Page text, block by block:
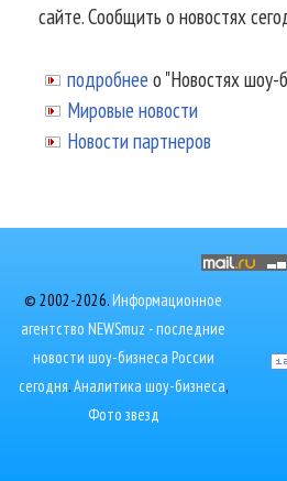
сайте. Сообщить о новостях
подробнее о "Новостях шоу-
Мировые новости
Новости партнеров
© 2002-2026.Информационное
агентство NEWSmuz - последние
новости шоу-бизнеса России
сегодня.Аналитика шоу-бизнеса,
Фото звезд